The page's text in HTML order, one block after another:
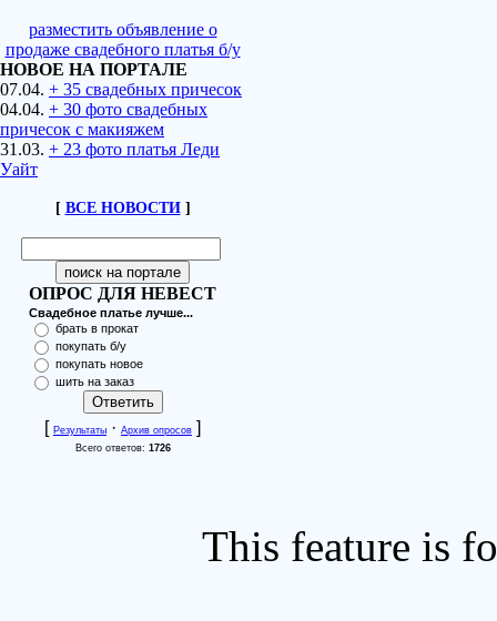
разместить объявление о
продаже свадебного платья б/у
НОВОЕ НА ПОРТАЛЕ
07.04. + 35 свадебных причесок
04.04. + 30 фото свадебных
причесок с макияжем
31.03. + 23 фото платья Леди
Уайт
[ ВСЕ НОВОСТИ]
ОПРОС ДЛЯ НЕВЕСТ
Свадебное платье лучше...
брать в прокат
покупать б/у
покупать новое
шить на заказ
[ Результаты · Архив опросов ]
Всего ответов: 1726
This feature is